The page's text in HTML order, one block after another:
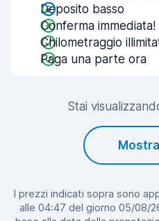
Deposito basso
Conferma immediata!
Chilometraggio
Paga una parte ora
Stai
I prezzi indicati sopra sono
alle 04:47 del giorno 05/08/